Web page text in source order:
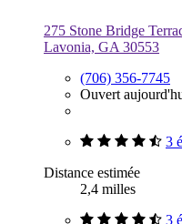
275 Stone Bridge
Lavonia, GA 30553
(706) 356-7745
Ouvert
3
Distance estimée
2,4 milles
3